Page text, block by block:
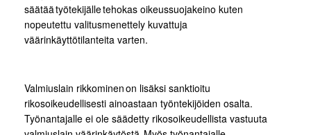
säätää työtekijälle tehokas oikeussuojakeino kuten
nopeutettu valitusmenettely kuvattuja
väärinkäyttötilanteita varten.
Valmiuslain rikkominen on lisäksi sanktioitu
rikosoikeudellisesti ainoastaan työntekijöiden osalta.
Työnantajalle ei ole säädetty rikosoikeudellista vastuuta